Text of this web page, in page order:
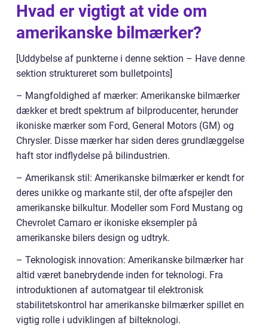
Hvad er vigtigt at vide om
amerikanske bilmærker?
[Uddybelse af punkterne i denne sektion – Have denne
sektion struktureret som bulletpoints]
– Mangfoldighed af mærker: Amerikanske bilmærker
dækker et bredt spektrum af bilproducenter, herunder
ikoniske mærker som Ford, General Motors (GM) og
Chrysler. Disse mærker har siden deres grundlæggelse
haft stor indflydelse på bilindustrien.
– Amerikansk stil: Amerikanske bilmærker er kendt for
deres unikke og markante stil, der ofte afspejler den
amerikanske bilkultur. Modeller som Ford Mustang og
Chevrolet Camaro er ikoniske eksempler på
amerikanske bilers design og udtryk.
– Teknologisk innovation: Amerikanske bilmærker har
altid været banebrydende inden for teknologi. Fra
introduktionen af automatgear til elektronisk
stabilitetskontrol har amerikanske bilmærker spillet en
vigtig rolle i udviklingen af bilteknologi.